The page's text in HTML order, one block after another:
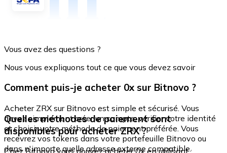
Vous avez des questions ?
Nous vous expliquons tout ce que vous devez savoir
Comment puis-je acheter 0x sur Bitnovo ?
Acheter ZRX sur Bitnovo est simple et sécurisé. Vous
devez simplement créer un compte, vérifier votre identité
et choisir votre méthode de paiement préférée. Vous
recevrez vos tokens dans votre portefeuille Bitnovo ou
dans n'importe quelle adresse externe compatible.
Quelles méthodes de paiement sont
disponibles pour acheter ZRX ?